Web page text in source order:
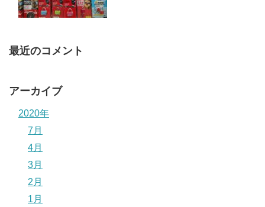
最近のコメント
アーカイブ
2020年
7月
4月
3月
2月
1月